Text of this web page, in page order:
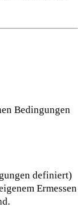
Bedingungen
definiert)
Ermessen